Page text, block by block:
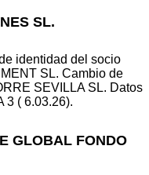
SL.
identidad del socio
SL. Cambio de
SEVILLA SL. Datos
3 ( 6.03.26).
GLOBAL FONDO